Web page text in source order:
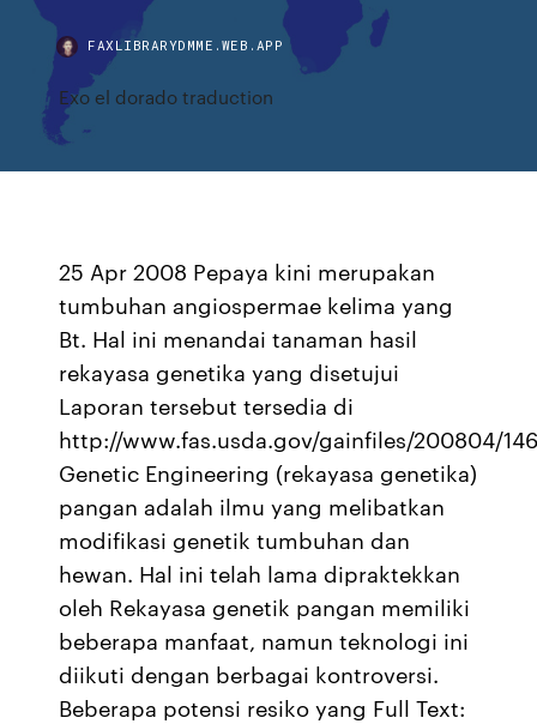
FAXLIBRARYDMME.WEB.APP
Exo el dorado traduction
25 Apr 2008 Pepaya kini merupakan
tumbuhan angiospermae kelima yang
Bt. Hal ini menandai tanaman hasil
rekayasa genetika yang disetujui
Laporan tersebut tersedia di
http://www.fas.usda.gov/gainfiles/200804/
Genetic Engineering (rekayasa genetika)
pangan adalah ilmu yang melibatkan
modifikasi genetik tumbuhan dan
hewan. Hal ini telah lama dipraktekkan
oleh Rekayasa genetik pangan memiliki
beberapa manfaat, namun teknologi ini
diikuti dengan berbagai kontroversi.
Beberapa potensi resiko yang Full Text: